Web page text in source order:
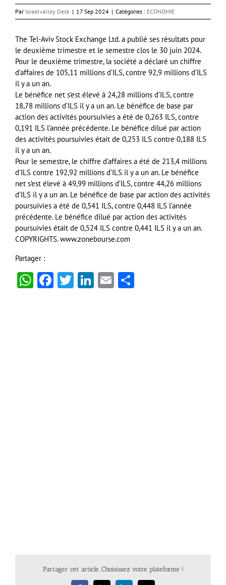
Par Israelvalley Desk | 17 Sep 2024 | Catégories : ECONOMIE
The Tel-Aviv Stock Exchange Ltd. a publié ses résultats pour
le deuxième trimestre et le semestre clos le 30 juin 2024.
Pour le deuxième trimestre, la société a déclaré un chiffre
d’affaires de 105,11 millions d’ILS, contre 92,9 millions d’ILS
il y a un an.
Le bénéfice net s’est élevé à 24,28 millions d’ILS, contre
18,78 millions d’ILS il y a un an. Le bénéfice de base par
action des activités poursuivies a été de 0,263 ILS, contre
0,191 ILS l’année précédente. Le bénéfice dilué par action
des activités poursuivies était de 0,253 ILS contre 0,188 ILS
il y a un an.
Pour le semestre, le chiffre d’affaires a été de 213,4 millions
d’ILS contre 192,92 millions d’ILS il y a un an. Le bénéfice
net s’est élevé à 49,99 millions d’ILS, contre 44,26 millions
d’ILS il y a un an. Le bénéfice de base par action des activités
poursuivies a été de 0,541 ILS, contre 0,448 ILS l’année
précédente. Le bénéfice dilué par action des activités
poursuivies était de 0,524 ILS contre 0,441 ILS il y a un an.
COPYRIGHTS. www.zonebourse.com
Partager :
WhatsApp
Facebook
Twitter
LinkedIn
Email
Partager cet article, Choisissez votre plateforme !